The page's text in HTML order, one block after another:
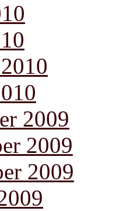
2009
2009
2009